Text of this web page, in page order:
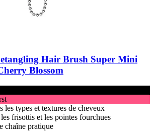
Hair Brush Super Mini
Blossom
les types et textures de cheveux
frisottis et les pointes fourchues
chaîne pratique